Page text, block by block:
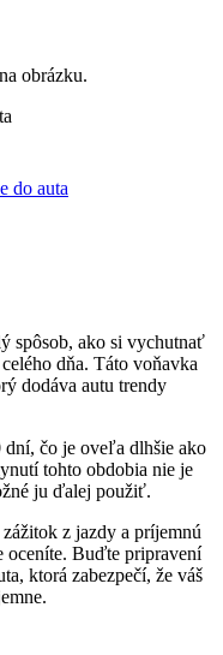
obrázku.
do auta
spôsob, ako si vychutnať
dňa. Táto voňavka
dodáva autu trendy
čo je oveľa dlhšie ako
tohto obdobia nie je
ju ďalej použiť.
z jazdy a príjemnú
oceníte. Buďte pripravení
ktorá zabezpečí, že váš